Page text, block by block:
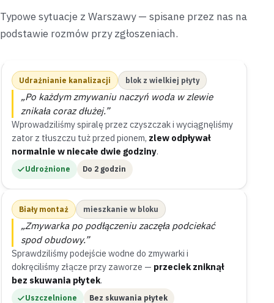
Typowe sytuacje z Warszawy — spisane przez nas na
podstawie rozmów przy zgłoszeniach.
Udrażnianie kanalizacji blok z wielkiej płyty
„Po każdym zmywaniu naczyń woda w zlewie
znikała coraz dłużej.”
Wprowadziliśmy spiralę przez czyszczak i wyciągnęliśmy
zator z tłuszczu tuż przed pionem, zlew odpływał
normalnie w niecałe dwie godziny.
Udrożnione Do 2 godzin
Biały montaż mieszkanie w bloku
„Zmywarka po podłączeniu zaczęła podciekać
spod obudowy.”
Sprawdziliśmy podejście wodne do zmywarki i
dokręciliśmy złącze przy zaworze — przeciek zniknął
bez skuwania płytek.
Uszczelnione Bez skuwania płytek